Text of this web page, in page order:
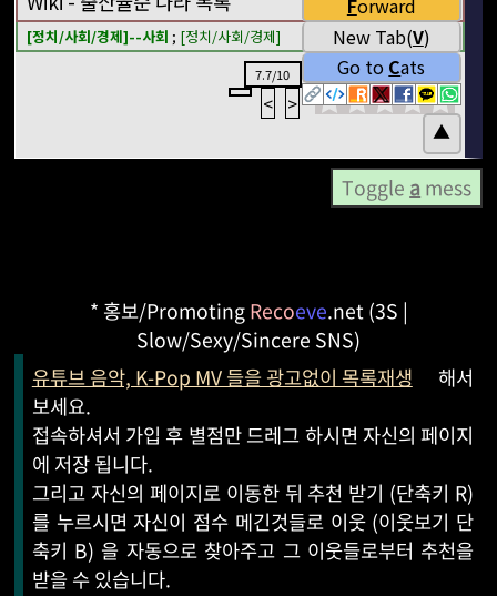
Toggle amess
* 홍보/PromotingRecoeve.net (3S |
Slow/Sexy/Sincere SNS)
유튜브 음악, K-Pop MV 들을 광고없이 목록재생 해서
보세요.
접속하셔서 가입 후 별점만 드레그 하시면 자신의 페이지
에 저장 됩니다.
그리고 자신의 페이지로 이동한 뒤 추천 받기 (단축키 R)
를 누르시면 자신이 점수 메긴것들로 이웃 (이웃보기 단
축키 B) 을 자동으로 찾아주고 그 이웃들로부터 추천을
받을 수 있습니다.